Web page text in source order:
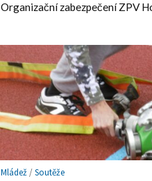
Organizační zabezpečení ZPV
Mládež/Soutěže